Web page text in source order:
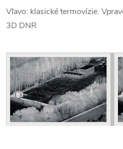
Vľavo: klasické termovízie.
3D DNR